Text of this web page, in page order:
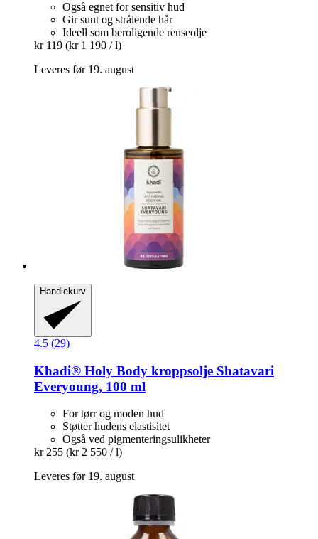
Også egnet for sensitiv hud
Gir sunt og strålende hår
Ideell som beroligende renseolje
kr 119 (kr 1 190 / l)
Leveres før 19. august
Handlekurv
4.5 (29)
Khadi® Holy Body kroppsolje Shatavari
Everyoung, 100 ml
For tørr og moden hud
Støtter hudens elastisitet
Også ved pigmenteringsulikheter
kr 255 (kr 2 550 / l)
Leveres før 19. august